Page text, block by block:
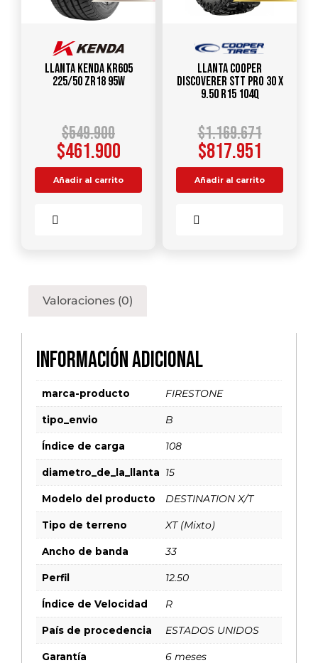
Llanta KENDA KR605
225/50 ZR18 95W
$549.900
$461.900
Añadir al carrito
Llanta COOPER
DISCOVERER STT PRO 30 X
9.50 R15 104Q
$1.169.671
$817.951
Añadir al carrito
Valoraciones (0)
Información adicional
marca-producto FIRESTONE
tipo_envio B
Índice de carga 108
diametro_de_la_llanta 15
Modelo del producto DESTINATION X/T
Tipo de terreno XT (Mixto)
Ancho de banda 33
Perfil 12.50
Índice de Velocidad R
País de procedencia ESTADOS UNIDOS
Garantía 6 meses